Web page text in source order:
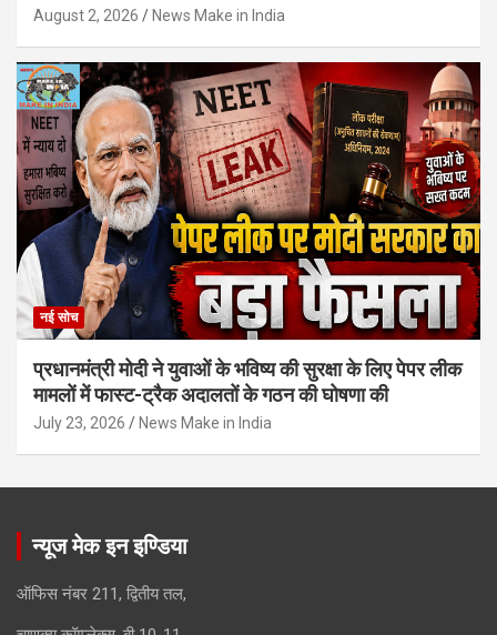
August 2, 2026 News Make in India
नई सोच
प्रधानमंत्री मोदी ने युवाओं के भविष्य की सुरक्षा के लिए पेपर लीक
मामलों में फास्ट-ट्रैक अदालतों के गठन की घोषणा की
July 23, 2026 News Make in India
न्यूज मेक इन इण्डिया
ऑफिस नंबर 211, द्वितीय तल,